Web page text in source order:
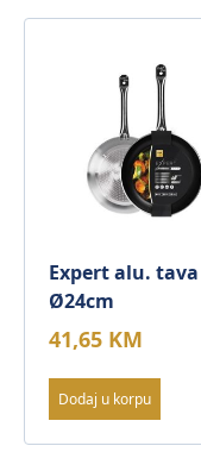
Expert alu. tava
Ø24cm
41,65 KM
Dodaj u korpu